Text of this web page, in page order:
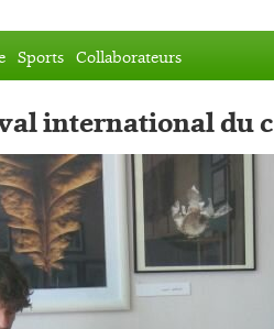
Sports Collaborateurs
international du